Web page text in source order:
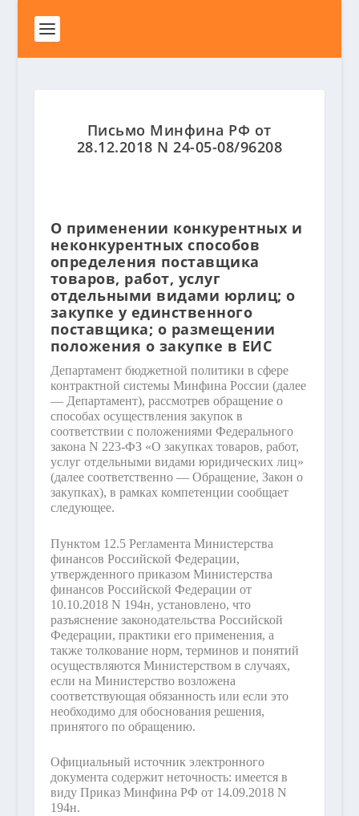
Письмо Минфина РФ от
28.12.2018 N 24-05-08/96208
О применении конкурентных и
неконкурентных способов
определения поставщика
товаров, работ, услуг
отдельными видами юрлиц; о
закупке у единственного
поставщика; о размещении
положения о закупке в ЕИС
Департамент бюджетной политики в сфере
контрактной системы Минфина России (далее
— Департамент), рассмотрев обращение о
способах осуществления закупок в
соответствии с положениями Федерального
закона N 223-ФЗ «О закупках товаров, работ,
услуг отдельными видами юридических лиц»
(далее соответственно — Обращение, Закон о
закупках), в рамках компетенции сообщает
следующее.
Пунктом 12.5 Регламента Министерства
финансов Российской Федерации,
утвержденного приказом Министерства
финансов Российской Федерации от
10.10.2018 N 194н, установлено, что
разъяснение законодательства Российской
Федерации, практики его применения, а
также толкование норм, терминов и понятий
осуществляются Министерством в случаях,
если на Министерство возложена
соответствующая обязанность или если это
необходимо для обоснования решения,
принятого по обращению.
Официальный источник электронного
документа содержит неточность: имеется в
виду Приказ Минфина РФ от 14.09.2018 N
194н.